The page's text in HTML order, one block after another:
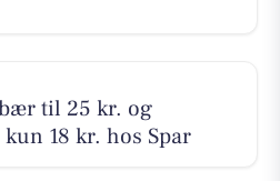
til 25 kr. og
18 kr. hos Spar